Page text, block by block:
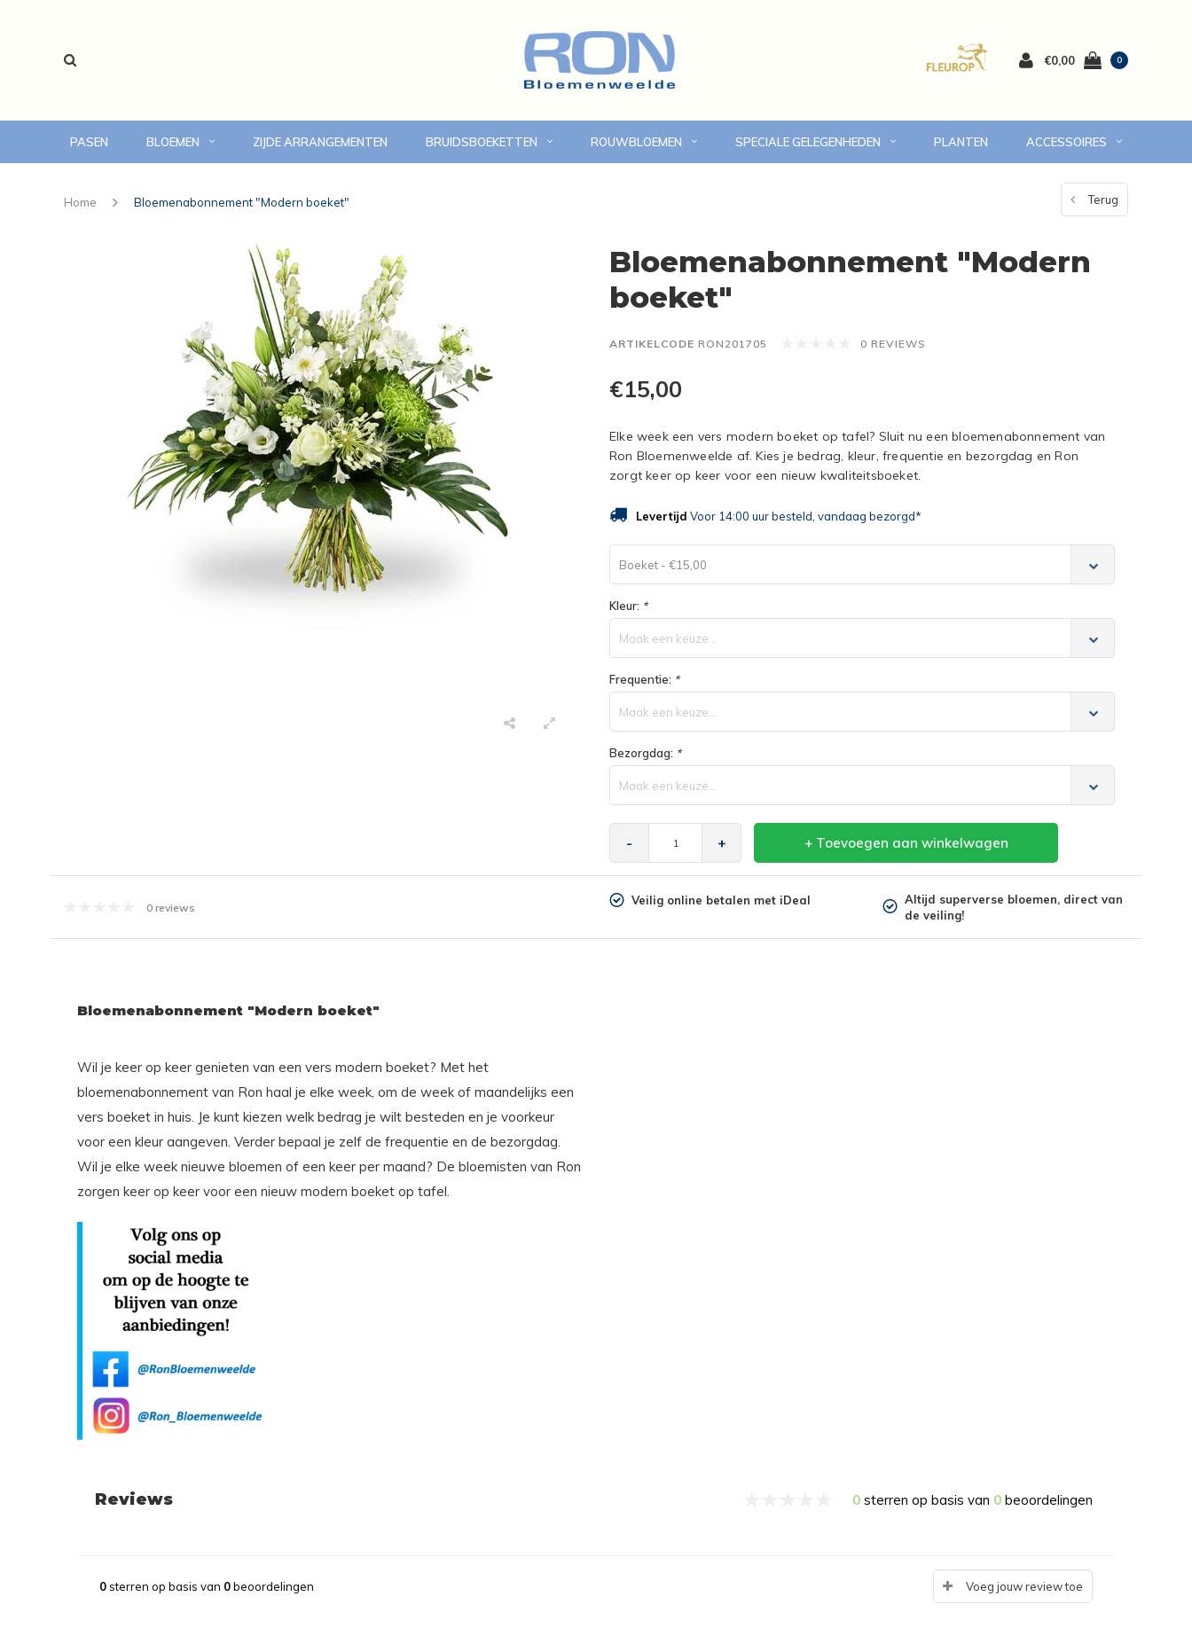
€0,00 0
PASEN BLOEMEN ZIJDE ARRANGEMENTEN BRUIDSBOEKETTEN ROUWBLOEMEN SPECIALE GELEGENHEDEN PLANTEN ACCESSOIRES
voor 14:00 uur besteld, vandaag bezorgd Online bloemen bestellen Eigen bezorgdienst in Volendam en omgeving 7 dagen versgarantie
Home Bloemenabonnement "Modern boeket" Terug
Bloemenabonnement "Modern
boeket"
ARTIKELCODE RON201705 0 REVIEWS
€15,00
Elke week een vers modern boeket op tafel? Sluit nu een bloemenabonnement van
Ron Bloemenweelde af. Kies je bedrag, kleur, frequentie en bezorgdag en Ron
zorgt keer op keer voor een nieuw kwaliteitsboeket.
Levertijd Voor 14:00 uur besteld, vandaag bezorgd*
Boeket - €15,00
Kleur: *
Maak een keuze...
Frequentie: *
Maak een keuze...
Bezorgdag: *
Maak een keuze...
- + + Toevoegen aan winkelwagen
0 reviews Veilig online betalen met iDeal
Altijd superverse bloemen, direct van
de veiling!
Bloemenabonnement "Modern boeket"
Wil je keer op keer genieten van een vers modern boeket? Met het
bloemenabonnement van Ron haal je elke week, om de week of maandelijks een
vers boeket in huis. Je kunt kiezen welk bedrag je wilt besteden en je voorkeur
voor een kleur aangeven. Verder bepaal je zelf de frequentie en de bezorgdag.
Wil je elke week nieuwe bloemen of een keer per maand? De bloemisten van Ron
zorgen keer op keer voor een nieuw modern boeket op tafel.
Reviews 0 sterren op basis van 0 beoordelingen
0sterren op basis van 0beoordelingen Voeg jouw review toe